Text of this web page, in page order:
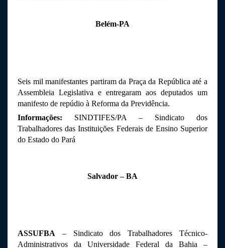
Belém-PA
Seis mil manifestantes partiram da Praça da República até a
Assembleia Legislativa e entregaram aos deputados um
manifesto de repúdio à Reforma da Previdência.
Informações: SINDTIFES/PA – Sindicato dos
Trabalhadores das Instituições Federais de Ensino Superior
do Estado do Pará
Salvador – BA
ASSUFBA – Sindicato dos Trabalhadores Técnico-
Administrativos da Universidade Federal da Bahia –